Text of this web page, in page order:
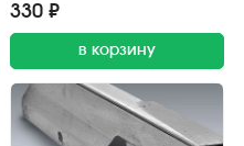
330 ₽
в корзину